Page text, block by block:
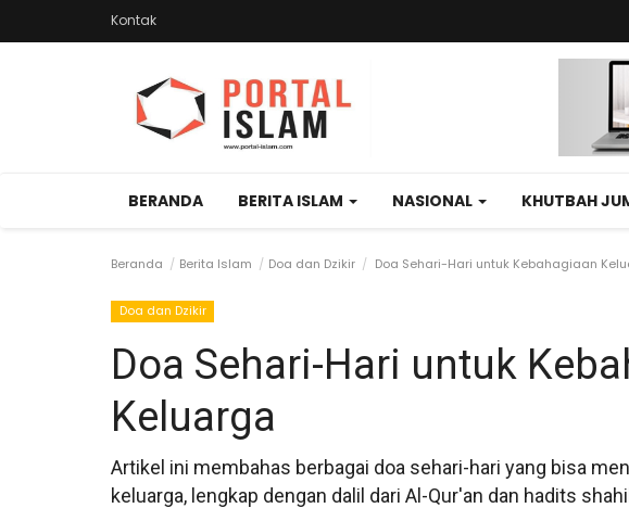
Kontak
BERANDA BERITA ISLAM NASIONAL KHUTBAH
Beranda Berita Islam Doa dan Dzikir Doa Sehari-Hari untuk Kebahagiaan
Doa dan Dzikir
Doa Sehari-Hari untuk
Keluarga
Artikel ini membahas berbagai doa sehari-hari yang bisa
keluarga, lengkap dengan dalil dari Al-Qur'an dan hadits